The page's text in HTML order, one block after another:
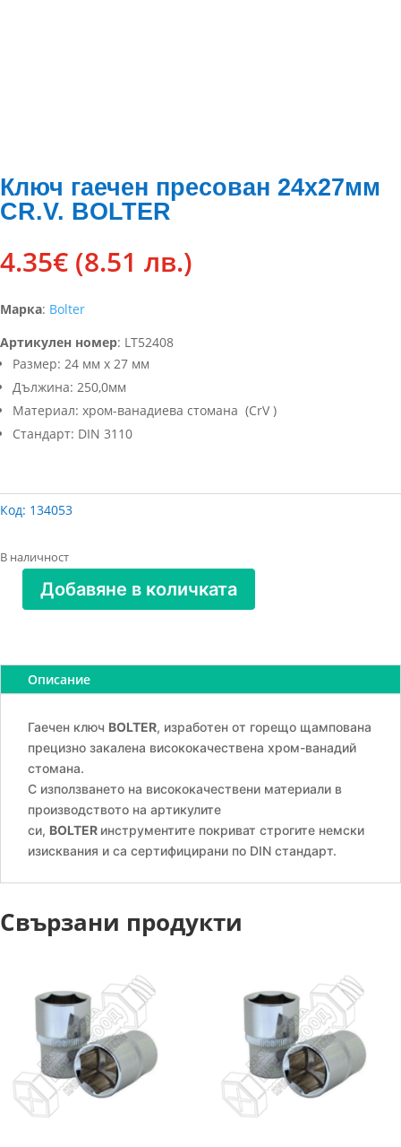
Ключ гаечен пресован 24х27мм
CR.V. BOLTER
4.35€ (8.51 лв.)
Марка: Bolter
Артикулен номер: LT52408
Размер: 24 мм х 27 мм
Дължина: 250,0мм
Материал: хром-ванадиева стомана (CrV )
Стандарт: DIN 3110
Код: 134053
В наличност
количество
гаечен
пресован
CR.V.
BOLTER
Добавяне в количката
Описание
Гаечен ключ BOLTER, изработен от горещо щампована
прецизно закалена висококачествена хром-ванадий
стомана.
С използването на висококачествени материали в
производството на артикулите
си, BOLTER инструментите покриват строгите немски
изисквания и са сертифицирани по DIN стандарт.
Свързани продукти